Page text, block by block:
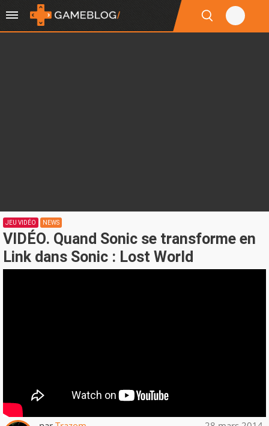
JEU VIDÉO NEWS
VIDÉO. Quand Sonic se transforme en
Link dans Sonic : Lost World